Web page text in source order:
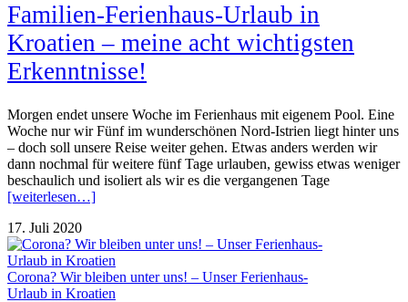
Familien-Ferienhaus-Urlaub in
Kroatien – meine acht wichtigsten
Erkenntnisse!
Morgen endet unsere Woche im Ferienhaus mit eigenem Pool. Eine
Woche nur wir Fünf im wunderschönen Nord-Istrien liegt hinter uns
– doch soll unsere Reise weiter gehen. Etwas anders werden wir
dann nochmal für weitere fünf Tage urlauben, gewiss etwas weniger
beschaulich und isoliert als wir es die vergangenen Tage
[weiterlesen…]
17. Juli 2020
Corona? Wir bleiben unter uns! – Unser Ferienhaus-
Urlaub in Kroatien